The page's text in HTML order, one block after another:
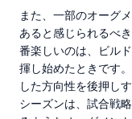
また、一部のオーグ
あると感じられるべ
番楽しいのは、ビル
揮し始めたときです
した方向性を後押し
シーズンは、試合戦